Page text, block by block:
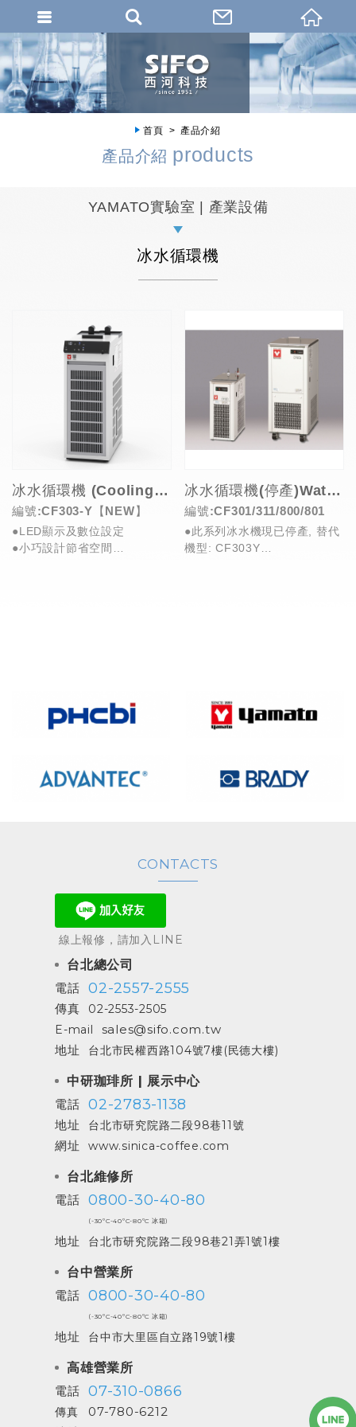
首頁 產品介紹
產品介紹 products
YAMATO實驗室 | 產業設備
冰水循環機
冰水循環機 (Cooling Water Circulator)
編號:CF303-Y【NEW】
●LED顯示及數位設定
●小巧設計節省空間
冰水循環機(停產)Water Circulators/Chillers)
編號:CF301/311/800/801
●此系列冰水機現已停產, 替代
機型: CF303Y
CONTACTS
線上報修，請加入LINE
台北總公司
電話 02-2557-2555
傳真
02-2553-2505
E-mail
sales@sifo.com.tw
地址
台北市民權西路104號7樓(民德大樓)
中研珈琲所 | 展示中心
電話 02-2783-1138
地址 台北市研究院路二段98巷11號
網址 www.sinica-coffee.com
台北維修所
電話 0800-30-40-80
(-30ºC-40ºC-80ºC 冰箱)
地址 台北市研究院路二段98巷21弄1號1樓
台中營業所
電話 0800-30-40-80
(-30ºC-40ºC-80ºC 冰箱)
地址 台中市大里區自立路19號1樓
高雄營業所
電話 07-310-0866
傳真
07-780-6212